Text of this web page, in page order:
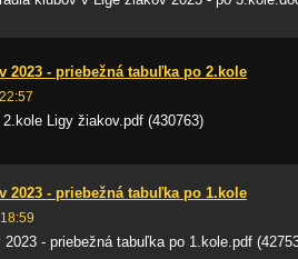
2023 - priebežná tabuľka po 2.kole
Ligy žiakov.pdf (430763)
2023 - priebežná tabuľka po 1.kole
2023 - priebežná tabuľka po 1.kole.pdf